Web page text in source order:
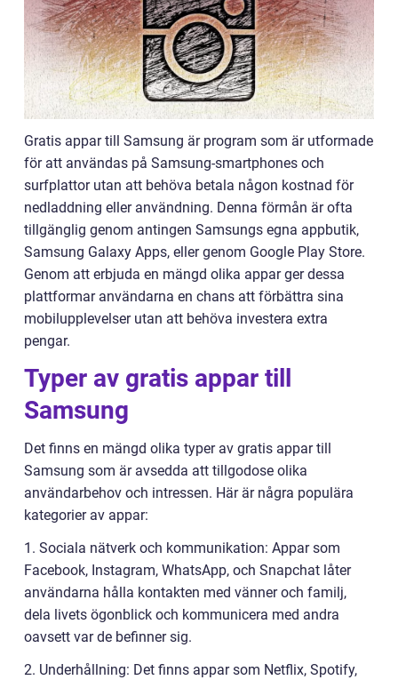
Gratis appar till Samsung är program som är utformade
för att användas på Samsung-smartphones och
surfplattor utan att behöva betala någon kostnad för
nedladdning eller användning. Denna förmån är ofta
tillgänglig genom antingen Samsungs egna appbutik,
Samsung Galaxy Apps, eller genom Google Play Store.
Genom att erbjuda en mängd olika appar ger dessa
plattformar användarna en chans att förbättra sina
mobilupplevelser utan att behöva investera extra
pengar.
Typer av gratis appar till
Samsung
Det finns en mängd olika typer av gratis appar till
Samsung som är avsedda att tillgodose olika
användarbehov och intressen. Här är några populära
kategorier av appar:
1. Sociala nätverk och kommunikation: Appar som
Facebook, Instagram, WhatsApp, och Snapchat låter
användarna hålla kontakten med vänner och familj,
dela livets ögonblick och kommunicera med andra
oavsett var de befinner sig.
2. Underhållning: Det finns appar som Netflix, Spotify,